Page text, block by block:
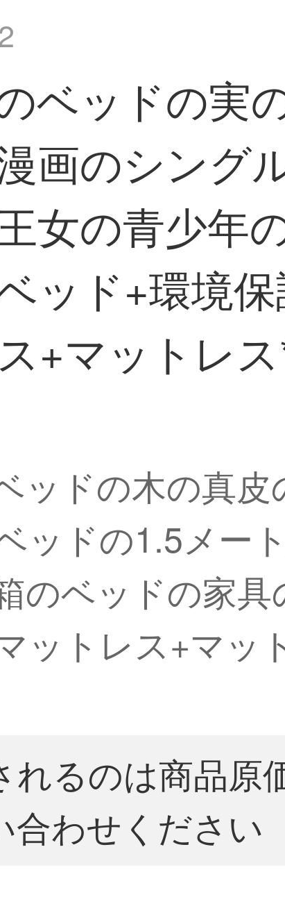
ベッドの実
画のシング
女の青少年
ッド+環境
+マットレ
ッドの木の真
ッドの1.5メー
のベッドの家
ットレス+マッ
れるのは商品原
合わせください